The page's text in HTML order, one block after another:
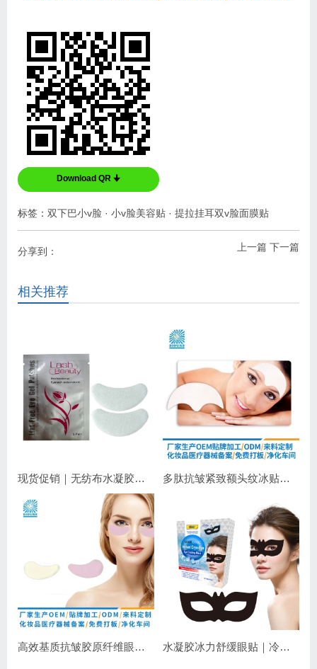
Download QR 🠋
标签： 双下巴小v脸 · 小v脸美容贴 · 提拉挂耳双v脸面膜贴
上一篇 下一篇
分享到：
相关推荐
现货促销｜无纺布水凝胶睫毛眼贴 嫁接睫毛专用 补水保湿不干扰操作 多肽抗皱紧致额头纹冰贴｜淡化抬头纹紧致显年轻
高效基质抗皱胶原纤维眼膜｜抗皱紧致保湿 水凝胶冰力舒缓眼贴｜冷敷降温，长效保湿，焕亮双眼